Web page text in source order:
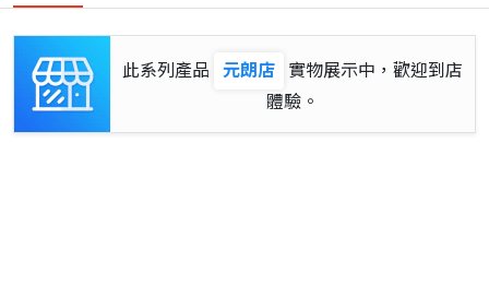
此系列產品 元朗店
實物展示中，歡迎到店
體驗。